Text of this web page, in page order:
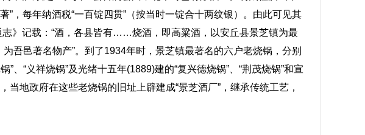
”，每年纳酒税“一百锭四贯”（按当时一锭合十两纹银）。由此可见其
》记载：“酒，各县皆有……烧酒，即高粱酒，以安丘县景芝镇为最
吾邑著名物产”。到了1934年时，景芝镇最著名的六户老烧锅，分别
”、“义祥烧锅”及光绪十五年(1889)建的“复兴德烧锅”、“荆茂烧锅”和宣
当地政府在这些老烧锅的旧址上辟建成“景芝酒厂”，继承传统工艺，